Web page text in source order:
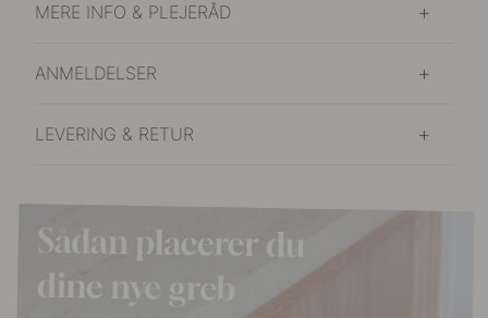
MERE INFO & PLEJERÅD
ANMELDELSER
LEVERING & RETUR